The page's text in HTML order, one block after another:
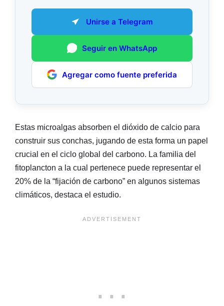
Unirse a Telegram
Seguir en WhatsApp
Agregar como fuente preferida
Estas microalgas absorben el dióxido de calcio para
construir sus conchas, jugando de esta forma un papel
crucial en el ciclo global del carbono. La familia del
fitoplancton a la cual pertenece puede representar el
20% de la “fijación de carbono” en algunos sistemas
climáticos, destaca el estudio.